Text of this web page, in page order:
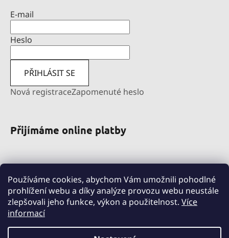
Používáme cookies, abychom Vám umožnili pohodlné
prohlížení webu a díky analýze provozu webu neustále
zlepšovali jeho funkce, výkon a použitelnost. Více
informací
E-mail
Heslo
PŘIHLÁSIT SE
Nová registraceZapomenuté heslo
Přijímáme online platby
nahradniplneni.duko.eu